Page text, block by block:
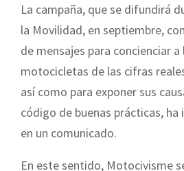
La campaña, que se difundirá
la Movilidad, en septiembre,
de mensajes para concienciar
motocicletas de las cifras
así como para exponer sus
código de buenas prácticas, ha
en un comunicado.
En este sentido, Motocivisme